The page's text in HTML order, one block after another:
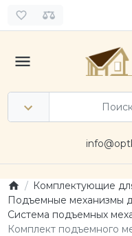
Комплектующие
Подъемные механизмы
Система подъемных
Комплект подъемного